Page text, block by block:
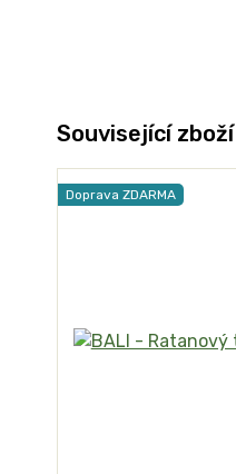
Související zboží
Doprava ZDARMA